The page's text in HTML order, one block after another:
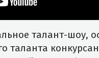
талант-шоу,
таланта